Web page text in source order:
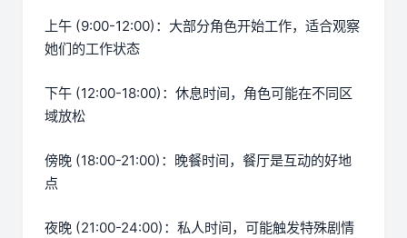
上午 (9:00-12:00)：大部分角色开始工作，适合观察
她们的工作状态
下午 (12:00-18:00)：休息时间，角色可能在不同区
域放松
傍晚 (18:00-21:00)：晚餐时间，餐厅是互动的好地
点
夜晚 (21:00-24:00)：私人时间，可能触发特殊剧情